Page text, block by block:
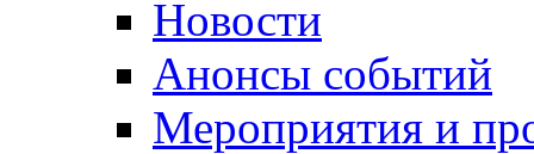
Новости
Анонсы событий
Мероприятия и